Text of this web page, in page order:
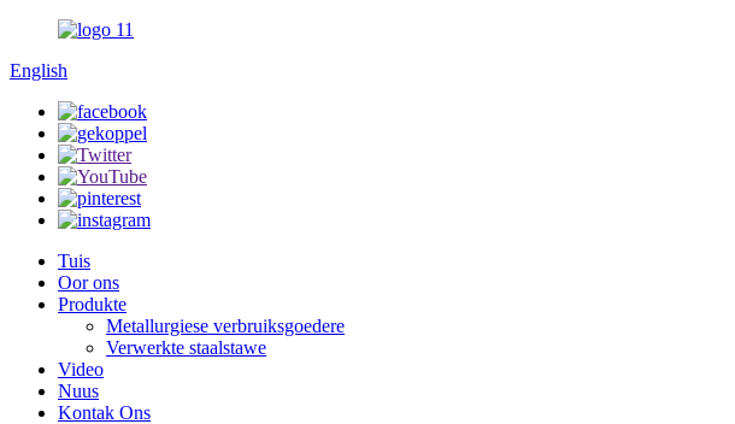
English
Tuis
Oor ons
Produkte
Metallurgiese verbruiksgoedere
Verwerkte staalstawe
Video
Nuus
Kontak Ons